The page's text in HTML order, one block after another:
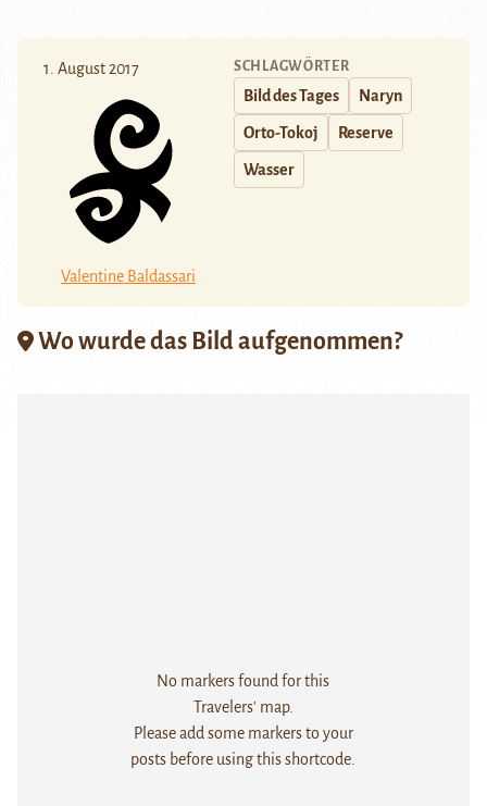
1. August 2017
Valentine Baldassari
SCHLAGWÖRTER
Bild des Tages Naryn
Orto-Tokoj Reserve
Wasser
Wo wurde das Bild aufgenommen?
No markers found for this
Travelers' map.
Please add some markers to your
posts before using this shortcode.